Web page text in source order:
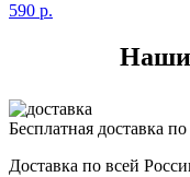
590 р.
Наши
Бесплатная доставка
Доставка по всей